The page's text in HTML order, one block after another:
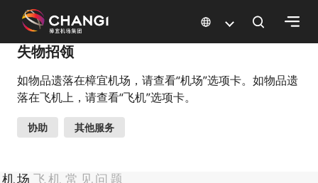
所
有
樟
宜
站:
失物招领
如物品遗落在樟宜机场，请查看“机场”选项卡。如物品遗
落在飞机上，请查看“飞机”选项卡。
协助 其他服务
机场 飞机 常见问题